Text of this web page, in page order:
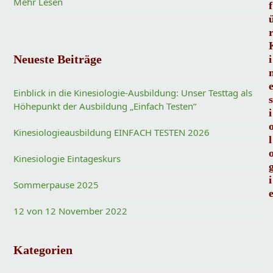
Neueste Beiträge
Einblick in die Kinesiologie-Ausbildung: Unser Testtag als
Höhepunkt der Ausbildung „Einfach Testen“
Kinesiologieausbildung EINFACH TESTEN 2026
Kinesiologie Eintageskurs
Sommerpause 2025
12 von 12 November 2022
Kategorien
f
r
i
e
s
i
l
i
e